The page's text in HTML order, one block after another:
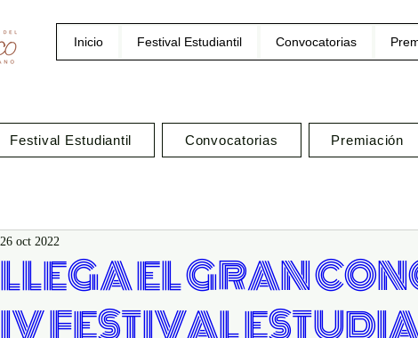
Inicio Festival Estudiantil Convocatorias
LLEGA EL GRAN
IV FESTIVAL
26 oct 2022
Festival Estudiantil Convocatorias Premiación